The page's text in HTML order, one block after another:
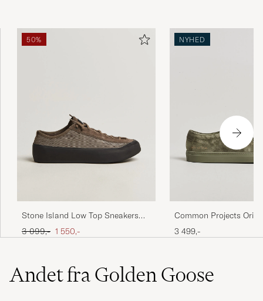
50%
Stone Island Low Top Sneakers
Ash Brown
Ordinary pris
3 099,- Nedsat pris
1 550,-
NYHED
Common Projects
Achilles Suede
3 499,-
Andet fra Golden Goose